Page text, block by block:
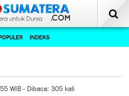
INDEKS
WIB - Dibaca: 305 kali